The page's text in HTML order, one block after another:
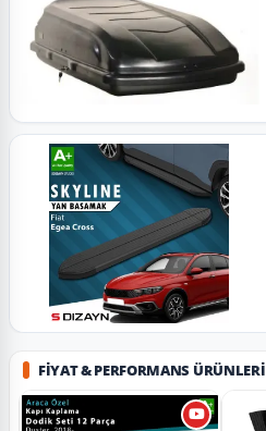
FIYAT & PERFORMANS ÜRÜNLERI